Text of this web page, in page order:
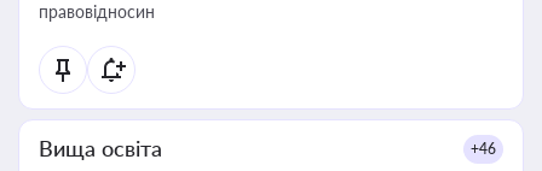
правовідносин
Вища освіта +46